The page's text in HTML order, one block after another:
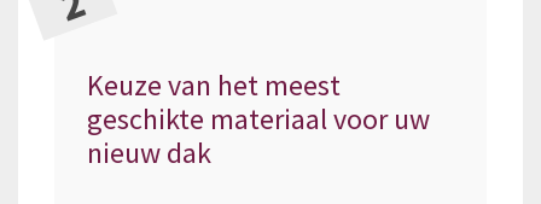
Keuze van het meest
geschikte materiaal voor uw
nieuw dak